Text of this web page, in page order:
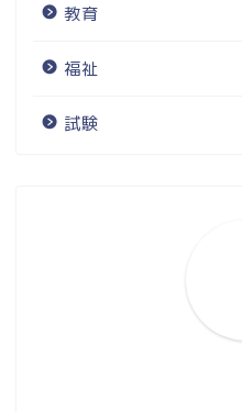
教育
福祉
試験